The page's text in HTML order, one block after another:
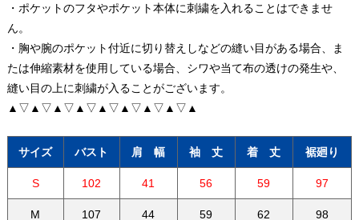
・ポケットのフタやポケット本体に刺繍を入れることはできませ
ん。
・胸や腕のポケット付近に切り替えしなどの縫い目がある場合、ま
たは伸縮素材を使用している場合、シワや当て布の透けの発生や、
縫い目の上に刺繍が入ることがございます。
▲▽▲▽▲▽▲▽▲▽▲▽▲▽▲▽▲
サイズ バスト 肩 幅 袖 丈 着 丈 裾廻り
S 102 41 56 59 97
M 107 44 59 62 98